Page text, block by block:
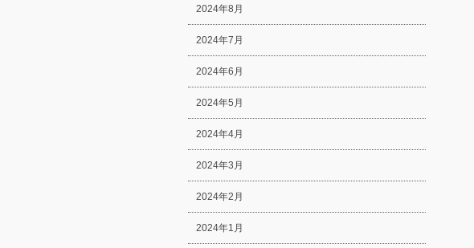
2024年8月
2024年7月
2024年6月
2024年5月
2024年4月
2024年3月
2024年2月
2024年1月